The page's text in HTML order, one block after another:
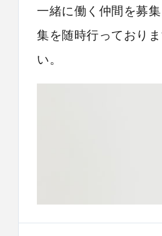
一緒に働く仲間を募
集を随時行っており
い。